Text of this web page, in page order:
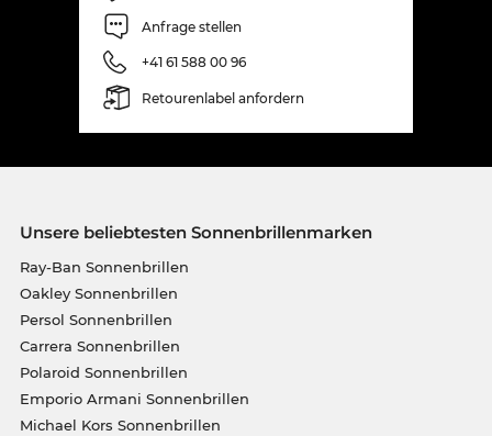
Anfrage stellen
+41 61 588 00 96
Retourenlabel anfordern
Unsere beliebtesten Sonnenbrillenmarken
Ray-Ban Sonnenbrillen
Oakley Sonnenbrillen
Persol Sonnenbrillen
Carrera Sonnenbrillen
Polaroid Sonnenbrillen
Emporio Armani Sonnenbrillen
Michael Kors Sonnenbrillen